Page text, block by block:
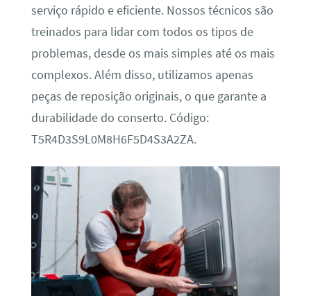
serviço rápido e eficiente. Nossos técnicos são
treinados para lidar com todos os tipos de
problemas, desde os mais simples até os mais
complexos. Além disso, utilizamos apenas
peças de reposição originais, o que garante a
durabilidade do conserto. Código:
T5R4D3S9L0M8H6F5D4S3A2ZA.